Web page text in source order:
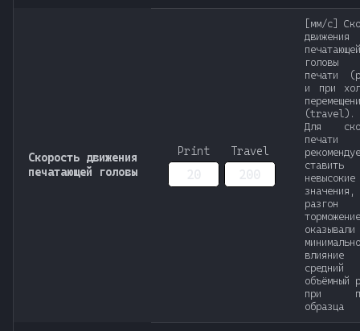
Скорость движения
печатающей головы
Print Travel
[мм/с]
движения
печатающей
печати
и при
(travel).
Для
печати
ставить
невысокие
значения,
торможение
оказывали
средний
объёмный
при
образца